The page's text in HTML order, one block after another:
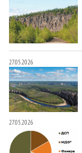
27.05.2026
27.05.2026